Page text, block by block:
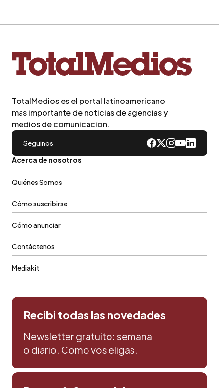
TotalMedios es el portal latinoamericano
mas importante de noticias de agencias y
medios de comunicacion.
Seguinos
Acerca de nosotros
Quiénes Somos
Cómo suscribirse
Cómo anunciar
Contáctenos
Mediakit
Recibi todas las novedades
Newsletter gratuito: semanal
o diario. Como vos eligas.